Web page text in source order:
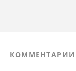
КОММЕНТАРИИ